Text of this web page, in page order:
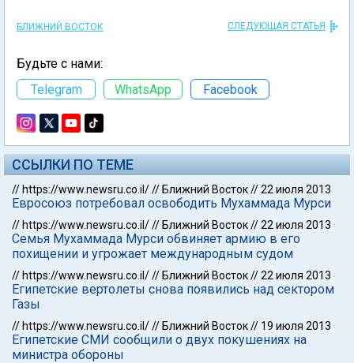
БЛИЖНИЙ ВОСТОК СЛЕДУЮЩАЯ СТАТЬЯ
Будьте с нами:
Telegram
WhatsApp Facebook
ССЫЛКИ ПО ТЕМЕ
// https://www.newsru.co.il/// Ближний Восток//22 июля 2013
Евросоюз потребовал освободить Мухаммада Мурси
// https://www.newsru.co.il/// Ближний Восток//22 июля 2013
Семья Мухаммада Мурси обвиняет армию в его
похищении и угрожает международным судом
// https://www.newsru.co.il/// Ближний Восток//22 июля 2013
Египетские вертолеты снова появились над сектором
Газы
// https://www.newsru.co.il/// Ближний Восток// 19 июля 2013
Египетские СМИ сообщили о двух покушениях на
министра обороны